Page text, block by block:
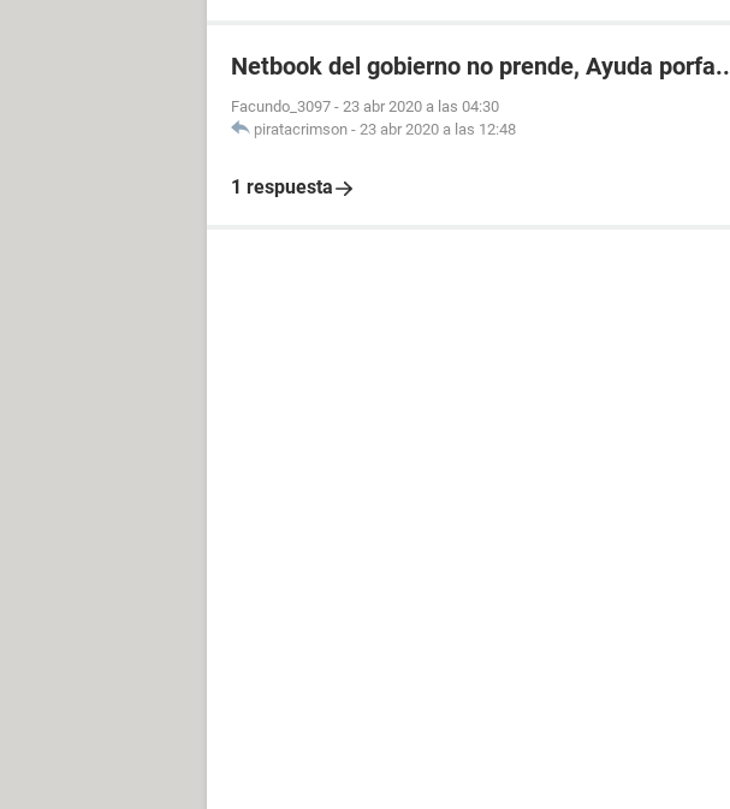
Netbook del gobierno no prende, Ayuda porfa..
Facundo_3097 - 23 abr 2020 a las 04:30
piratacrimson - 23 abr 2020 a las 12:48
1 respuesta